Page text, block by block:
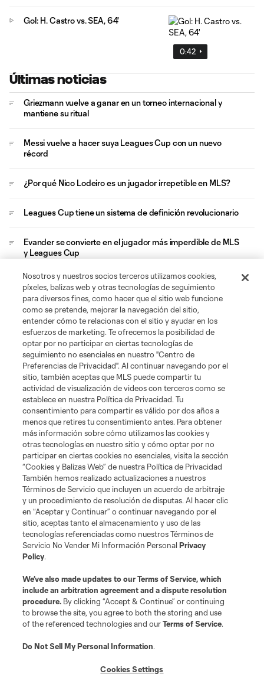
0:42
Gol: H. Castro vs. SEA, 64'
Últimas noticias
Griezmann vuelve a ganar en un torneo internacional y
mantiene su ritual
Messi vuelve a hacer suya Leagues Cup con un nuevo
récord
¿Por qué Nico Lodeiro es un jugador irrepetible en MLS?
Leagues Cup tiene un sistema de definición revolucionario
Evander se convierte en el jugador más imperdible de MLS
y Leagues Cup
Brais Méndez, el eslabón que une a Zelarayán con Cucho
en el Crew
Acerca de MLS
Social
Tienda
Club Sites
Términos de servicio Política de privacidad
No vender mi información
Cookies Settings
©2026 MLS. El nombre y escudo de la Major League Soccer y MLS son
marcas registradas de League Soccer, L.L.C. (“MLS”). Los nombres y logos
de los equipos de la MLS están registrados y son marcas bajo ley común
desautorizado está prohibido.
Nosotros y nuestros socios terceros utilizamos cookies,
píxeles, balizas web y otras tecnologías de seguimiento
para diversos fines, como hacer que el sitio web funcione
como se pretende, mejorar la navegación del sitio,
entender cómo te relacionas con el sitio y ayudar en los
esfuerzos de marketing. Te ofrecemos la posibilidad de
optar por no participar en ciertas tecnologías de
seguimiento no esenciales en nuestro "Centro de
Preferencias de Privacidad". Al continuar navegando por el
sitio, también aceptas que MLS puede compartir tu
actividad de visualización de videos con terceros como se
establece en nuestra Política de Privacidad. Tu
consentimiento para compartir es válido por dos años a
menos que retires tu consentimiento antes. Para obtener
más información sobre cómo utilizamos las cookies y
otras tecnologías en nuestro sitio y cómo optar por no
participar en ciertas cookies no esenciales, visita la sección
“Cookies y Balizas Web” de nuestra Política de Privacidad
También hemos realizado actualizaciones a nuestros
Términos de Servicio que incluyen un acuerdo de arbitraje
y un procedimiento de resolución de disputas. Al hacer clic
en “Aceptar y Continuar” o continuar navegando por el
sitio, aceptas tanto el almacenamiento y uso de las
tecnologías referenciadas como nuestros Términos de
Servicio No Vender Mi Información PersonalPrivacy
Policy.
We’ve also made updates to ourTerms of Service, which
include an arbitration agreement and a dispute resolution
procedure. By clicking “Accept & Continue” or continuing
to browse the site, you agree to both the storing and use
of the referenced technologies and ourTerms of Service.
Do Not Sell My Personal Information.
Cookies Settings